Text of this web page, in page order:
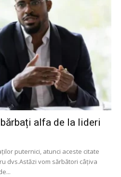
alfa de la lideri
puternici, atunci aceste citate
dvs.Astăzi vom sărbători câțiva